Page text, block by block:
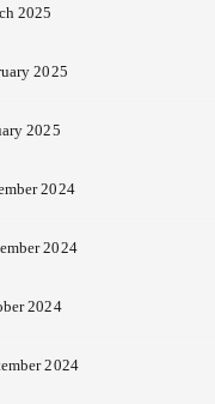
2025
2025
2025
2024
2024
2024
2024